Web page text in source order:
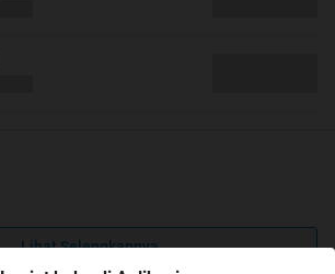
Lihat Selengkapnya